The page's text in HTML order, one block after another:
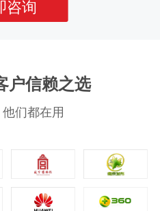
咨询
户信赖之选
们都在用